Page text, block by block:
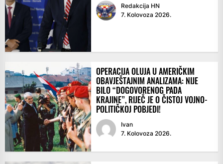
Redakcija HN
7. Kolovoza 2026.
OPERACIJA OLUJA U AMERIČKIM
OBAVJEŠTAJNIM ANALIZAMA: NIJE
BILO “DOGOVORENOG PADA
KRAJINE”, RIJEČ JE O ČISTOJ VOJNO-
POLITIČKOJ POBJEDI!
Ivan
7. Kolovoza 2026.